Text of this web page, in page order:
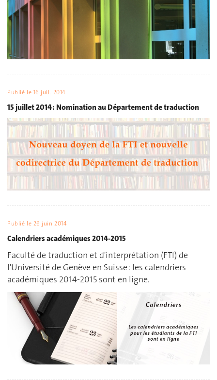
Publié le 16 juil. 2014
15 juillet 2014 : Nomination au Département de traduction
Publié le 26 juin 2014
Calendriers académiques 2014-2015
Faculté de traduction et d'interprétation (FTI) de
l'Université de Genève en Suisse : les calendriers
académiques 2014-2015 sont en ligne.